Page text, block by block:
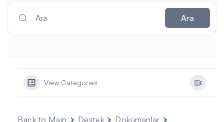
Ara Ara
View Categories
Back to Main Destek
Dokümanlar